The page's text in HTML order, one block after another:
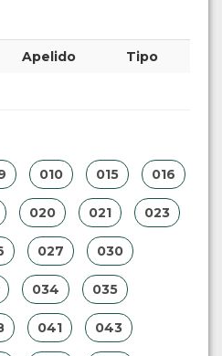
Apelido Tipo
010 015 016
020 021 023
027 030
034 035
041 043